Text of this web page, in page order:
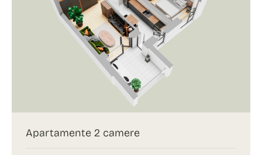
Apartamente 2 camere